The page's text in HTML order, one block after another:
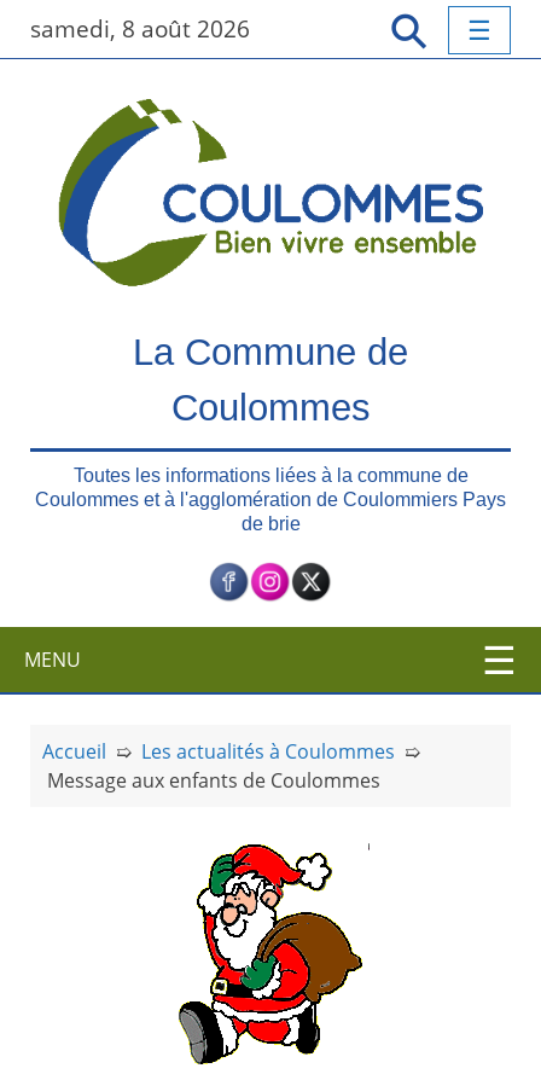
p
samedi, 8 août 2026
La Commune de
Coulommes
Toutes les informations liées à la commune de
Coulommes et à l'agglomération de Coulommiers Pays
de brie
MENU
Accueil ➯ Les actualités à Coulommes ➯
Message aux enfants de Coulommes